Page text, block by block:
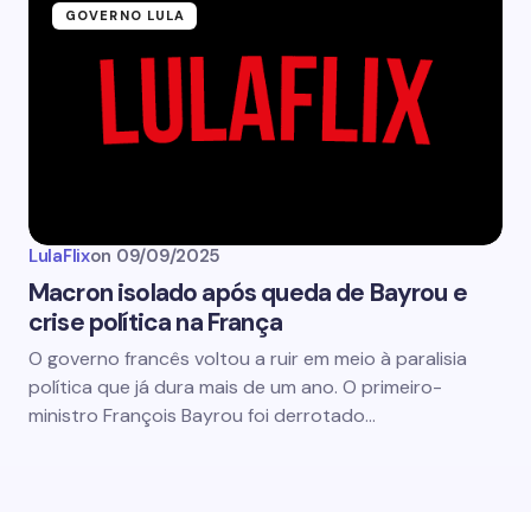
GOVERNO LULA
LulaFlixon 09/09/2025
Macron isolado após queda de Bayrou e
crise política na França
O governo francês voltou a ruir em meio à paralisia
política que já dura mais de um ano. O primeiro-
ministro François Bayrou foi derrotado…